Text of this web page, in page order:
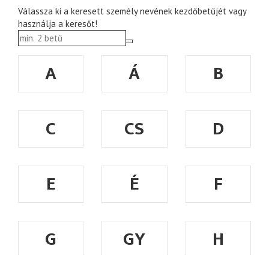
Válassza ki a keresett személy nevének kezdőbetűjét vagy
használja a keresőt!
A Á
B
C
CS
D
E
É
F
G
GY
H